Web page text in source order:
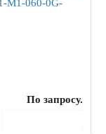
По запросу.